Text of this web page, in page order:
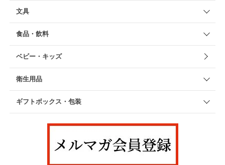
文具
食品・飲料
ベビー・キッズ
衛生用品
ギフトボックス・包装